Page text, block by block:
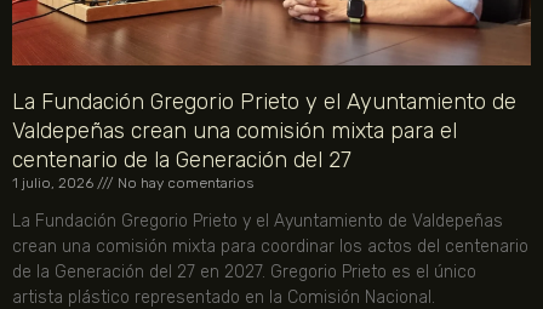
La Fundación Gregorio Prieto y el Ayuntamiento de
Valdepeñas crean una comisión mixta para el
centenario de la Generación del 27
1 julio, 2026 No hay comentarios
La Fundación Gregorio Prieto y el Ayuntamiento de Valdepeñas
crean una comisión mixta para coordinar los actos del centenario
de la Generación del 27 en 2027. Gregorio Prieto es el único
artista plástico representado en la Comisión Nacional.